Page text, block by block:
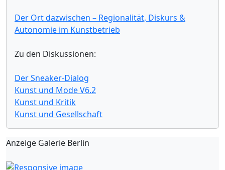
Der Ort dazwischen – Regionalität, Diskurs &
Autonomie im Kunstbetrieb
Zu den Diskussionen:
Der Sneaker-Dialog
Kunst und Mode V6.2
Kunst und Kritik
Kunst und Gesellschaft
Anzeige Galerie Berlin